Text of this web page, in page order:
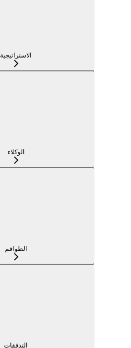
الاستراتيجية
الوكلاء
الطواقم
التدفقات